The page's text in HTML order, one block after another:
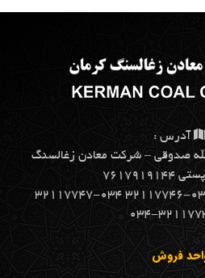
آدرس :
صدوقي – شركت معادن زغالسنگ
فروش